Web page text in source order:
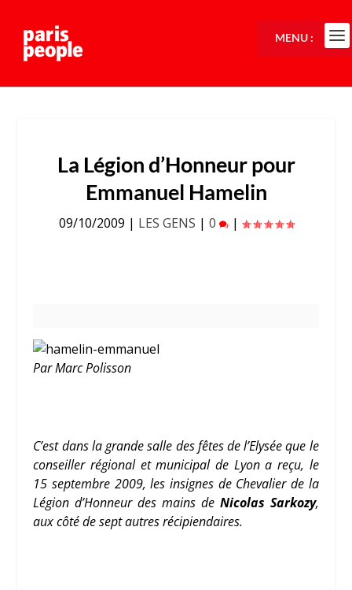
La Légion d’Honneur pour
Emmanuel Hamelin
09/10/2009 | LES GENS | 0 |
Par Marc Polisson
C’est dans la grande salle des fêtes de l’Elysée que le
conseiller régional et municipal de Lyon a reçu, le
15 septembre 2009, les insignes de Chevalier de la
Légion d’Honneur des mains de Nicolas Sarkozy,
aux côté de sept autres récipiendaires.
MENU :